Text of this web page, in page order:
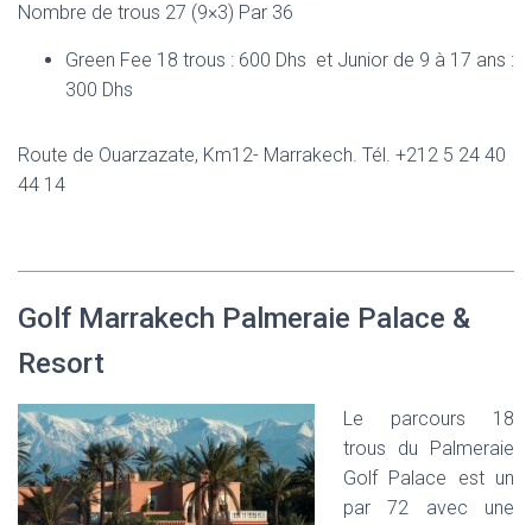
Nombre de trous 27 (9×3) Par 36
Green Fee 18 trous : 600 Dhs et Junior de 9 à 17 ans :
300 Dhs
Route de Ouarzazate, Km12- Marrakech. Tél. +212 5 24 40
44 14
Golf Marrakech Palmeraie Palace &
Resort
Le parcours 18
trous du Palmeraie
Golf Palace est un
par 72 avec une